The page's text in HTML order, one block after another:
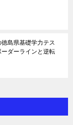
徳島県基礎学力テス
ダーラインと逆転